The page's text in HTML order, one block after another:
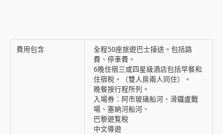
費用包含
全程50座旅遊巴士接送。包括路
費、停車費。
6晚住宿三或四星級酒店包括早餐和
住宿稅。（雙人房兩人同住）。
晚餐按行程所列。
入場券：阿市玻璃船河、滑鐵盧戰
場、塞納河船河、
巴黎遊覧稅
中文導遊